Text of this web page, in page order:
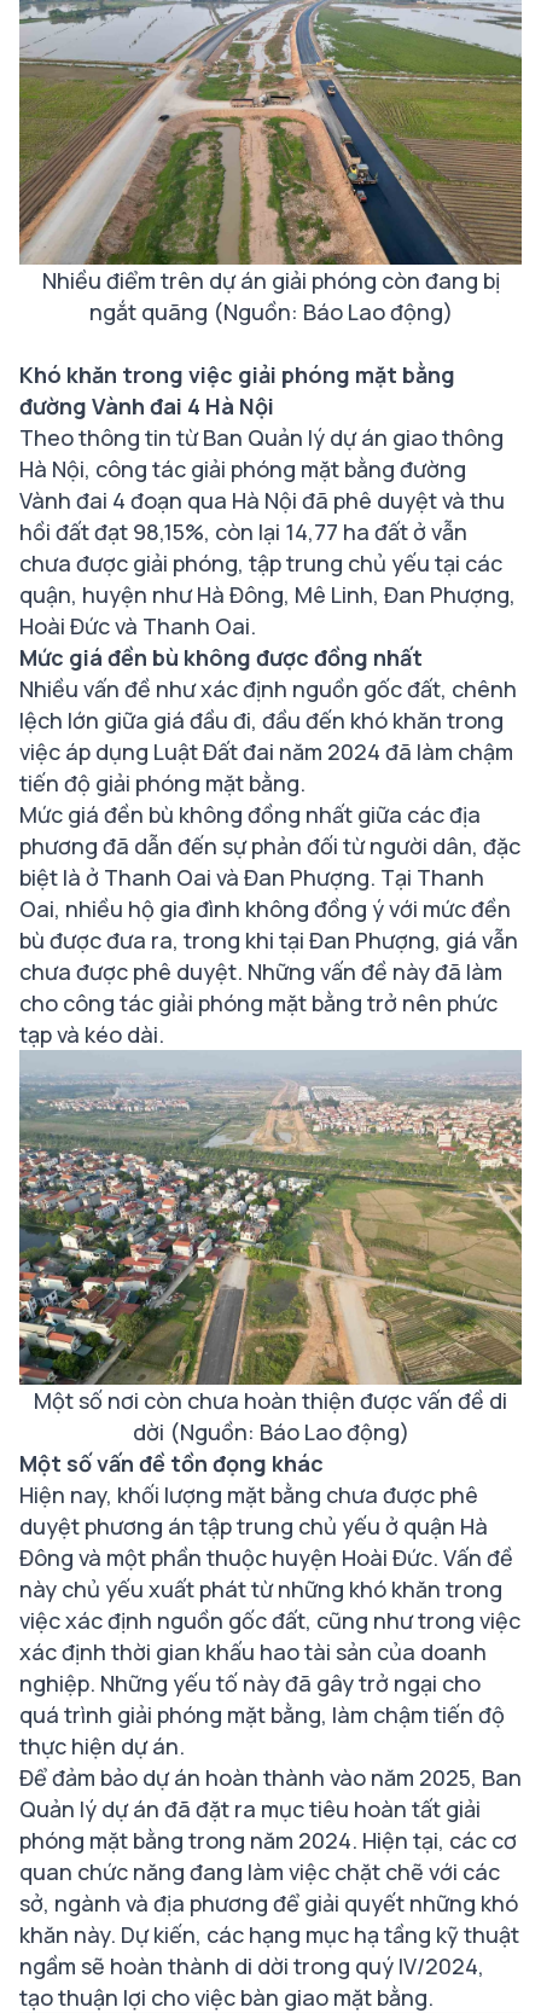
Nhiều điểm trên dự án giải phóng còn đang bị
ngắt quãng (Nguồn: Báo Lao động)
Khó khăn trong việc giải phóng mặt bằng
đường Vành đai 4 Hà Nội
Theo thông tin từ Ban Quản lý dự án giao thông
Hà Nội, công tác giải phóng mặt bằng đường
Vành đai 4 đoạn qua Hà Nội đã phê duyệt và thu
hồi đất đạt 98,15%, còn lại 14,77 ha đất ở vẫn
chưa được giải phóng, tập trung chủ yếu tại các
quận, huyện như Hà Đông, Mê Linh, Đan Phượng,
Hoài Đức và Thanh Oai.
Mức giá đền bù không được đồng nhất
Nhiều vấn đề như xác định nguồn gốc đất, chênh
lệch lớn giữa giá đầu đi, đầu đến khó khăn trong
việc áp dụng Luật Đất đai năm 2024 đã làm chậm
tiến độ giải phóng mặt bằng.
Mức giá đền bù không đồng nhất giữa các địa
phương đã dẫn đến sự phản đối từ người dân, đặc
biệt là ở Thanh Oai và Đan Phượng. Tại Thanh
Oai, nhiều hộ gia đình không đồng ý với mức đền
bù được đưa ra, trong khi tại Đan Phượng, giá vẫn
chưa được phê duyệt. Những vấn đề này đã làm
cho công tác giải phóng mặt bằng trở nên phức
tạp và kéo dài.
Một số nơi còn chưa hoàn thiện được vấn đề di
dời (Nguồn: Báo Lao động)
Một số vấn đề tồn đọng khác
Hiện nay, khối lượng mặt bằng chưa được phê
duyệt phương án tập trung chủ yếu ở quận Hà
Đông và một phần thuộc huyện Hoài Đức. Vấn đề
này chủ yếu xuất phát từ những khó khăn trong
việc xác định nguồn gốc đất, cũng như trong việc
xác định thời gian khấu hao tài sản của doanh
nghiệp. Những yếu tố này đã gây trở ngại cho
quá trình giải phóng mặt bằng, làm chậm tiến độ
thực hiện dự án.
Để đảm bảo dự án hoàn thành vào năm 2025, Ban
Quản lý dự án đã đặt ra mục tiêu hoàn tất giải
phóng mặt bằng trong năm 2024. Hiện tại, các cơ
quan chức năng đang làm việc chặt chẽ với các
sở, ngành và địa phương để giải quyết những khó
khăn này. Dự kiến, các hạng mục hạ tầng kỹ thuật
ngầm sẽ hoàn thành di dời trong quý IV/2024,
tạo thuận lợi cho việc bàn giao mặt bằng.